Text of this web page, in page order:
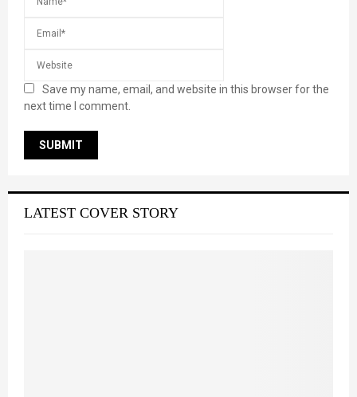
Save my name, email, and website in this browser for the
next time I comment.
LATEST COVER STORY